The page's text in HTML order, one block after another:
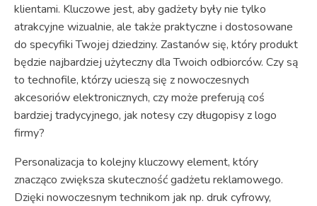
klientami. Kluczowe jest, aby gadżety były nie tylko
atrakcyjne wizualnie, ale także praktyczne i dostosowane
do specyfiki Twojej dziedziny. Zastanów się, który produkt
będzie najbardziej użyteczny dla Twoich odbiorców. Czy są
to technofile, którzy ucieszą się z nowoczesnych
akcesoriów elektronicznych, czy może preferują coś
bardziej tradycyjnego, jak notesy czy długopisy z logo
firmy?
Personalizacja to kolejny kluczowy element, który
znacząco zwiększa skuteczność gadżetu reklamowego.
Dzięki nowoczesnym technikom jak np. druk cyfrowy,